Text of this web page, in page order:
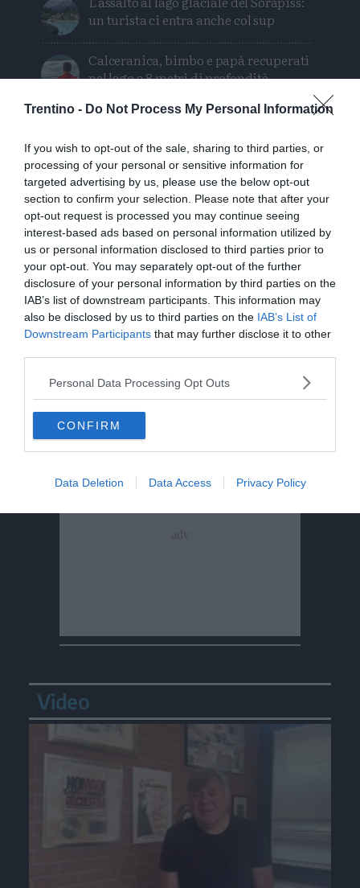
Trentino - Do Not Process My Personal Information
If you wish to opt-out of the sale, sharing to third parties, or
processing of your personal or sensitive information for
targeted advertising by us, please use the below opt-out
section to confirm your selection. Please note that after your
opt-out request is processed you may continue seeing
interest-based ads based on personal information utilized by
us or personal information disclosed to third parties prior to
your opt-out. You may separately opt-out of the further
disclosure of your personal information by third parties on the
IAB’s list of downstream participants. This information may
also be disclosed by us to third parties on the IAB’s List of
Downstream Participants that may further disclose it to other
Personal Data Processing Opt Outs
CONFIRM
Data Deletion Data Access Privacy Policy
un turista ci entra anche col sup
Calceranica, bimbo e papà recuperati
nel lago a 8 metri di profondità
Solo venerdì un calo delle temperature
Tragedia in piscina: perde la vita un
ragazzo di Trento
Morto Mattia Maestri: aveva 13 anni, in
coma dal 2017 dopo un formaggio
contaminato
Tragedia sul Latemar: quattordicenne
precipita e muore
Video